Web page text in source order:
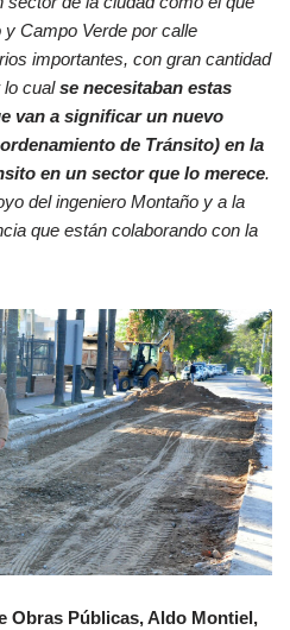
Campo Verde por calle
importantes, con gran cantidad
lo cualse necesitaban estas
van a significar un nuevo
de Tránsito) en la
en un sector que lo merece.
del ingeniero Montaño y a la
que están colaborando con la
Obras Públicas, Aldo Montiel,